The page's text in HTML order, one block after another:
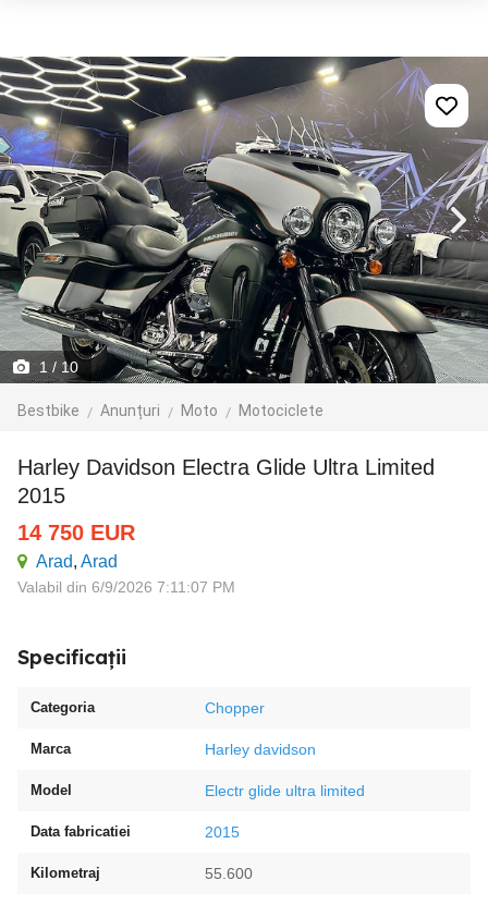
1/ 10
Bestbike Anunțuri Moto Motociclete
Harley Davidson Electra Glide Ultra Limited
2015
14 750 EUR
Arad, Arad
Valabil din 6/9/2026 7:11:07 PM
Specificații
Categoria Chopper
Marca Harley davidson
Model Electr glide ultra limited
Data fabricatiei 2015
Kilometraj 55.600